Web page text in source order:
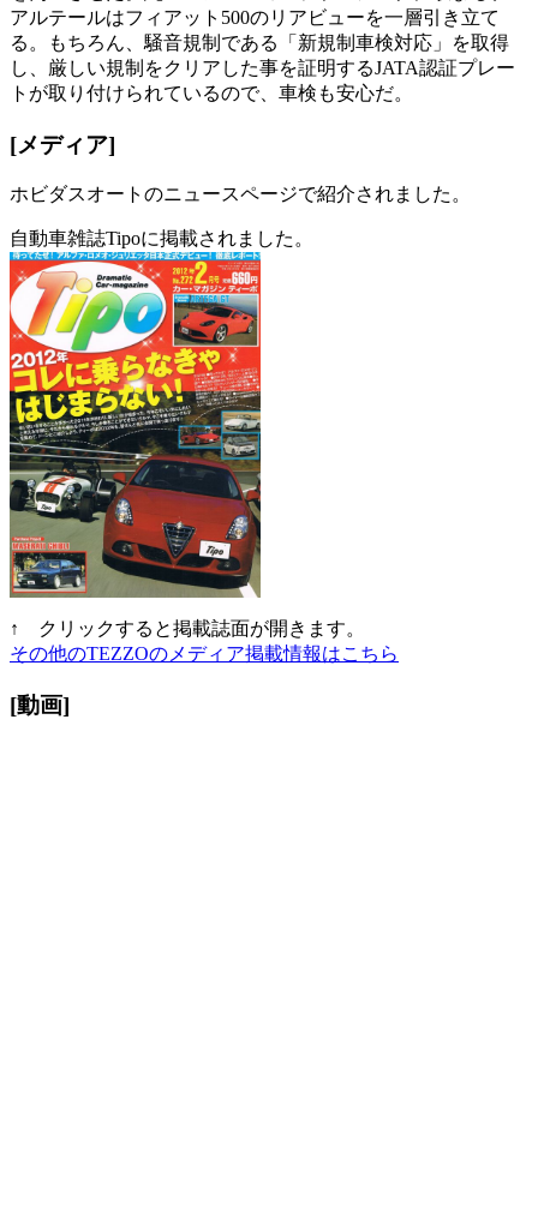
アルテールはフィアット500のリアビューを一層引き立て
る。もちろん、騒音規制である「新規制車検対応」を取得
し、厳しい規制をクリアした事を証明するJATA認証プレー
トが取り付けられているので、車検も安心だ。
[メディア]
ホビダスオートのニュースページで紹介されました。
自動車雑誌Tipoに掲載されました。
↑ クリックすると掲載誌面が開きます。
その他のTEZZOのメディア掲載情報はこちら
[動画]